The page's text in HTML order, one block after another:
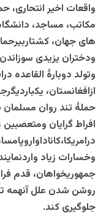
واقعات اخیر انتحاری،
مکاتب، مساجد،
های جهان،
ودختران یزیدی
وتولد دوبارۀ
ازافغانستان،
حملۀ تند روان مسلمان
افراط گرایان
وخسارات زیاد
جمهوریخواهان، قدم
روشن شدن علل آنهمه
جلوگیری کند.